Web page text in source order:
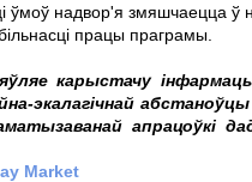
ўмоў надвор'я змяшчаецца ў
працы праграмы.
карыстачу
экалагічнай
апрацоўкі
Market